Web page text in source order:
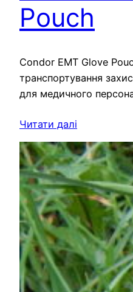
Pouch
Condor EMT Glove
транспортування
для медичного
Читати далі